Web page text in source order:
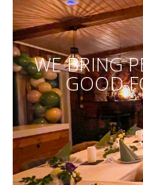
WE BRING
GOOD